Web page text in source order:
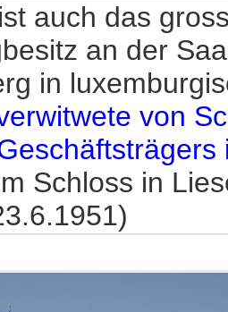
auch das
an der
in
von
Schloss in